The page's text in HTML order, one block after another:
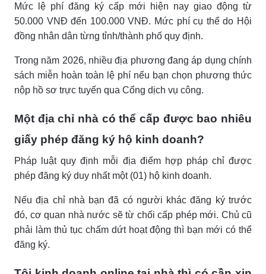
Mức lệ phí đăng ký cấp mới hiện nay giao động từ
50.000 VNĐ đến 100.000 VNĐ. Mức phí cụ thể do Hội
đồng nhân dân từng tỉnh/thành phố quy định.
Trong năm 2026, nhiều địa phương đang áp dụng chính
sách miễn hoàn toàn lệ phí nếu bạn chọn phương thức
nộp hồ sơ trực tuyến qua Cổng dịch vụ công.
Một địa chỉ nhà có thể cấp được bao nhiêu
giấy phép đăng ký hộ kinh doanh?
Pháp luật quy định mỗi địa điểm hợp pháp chỉ được
phép đăng ký duy nhất một (01) hộ kinh doanh.
Nếu địa chỉ nhà bạn đã có người khác đăng ký trước
đó, cơ quan nhà nước sẽ từ chối cấp phép mới. Chủ cũ
phải làm thủ tục chấm dứt hoạt động thì bạn mới có thể
đăng ký.